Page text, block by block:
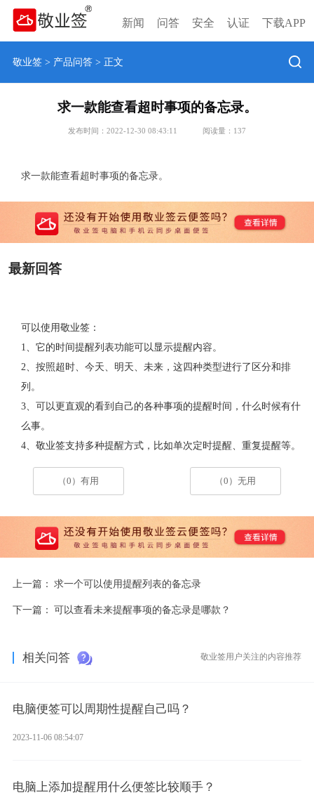
新闻 问答 安全 认证 下载APP
敬业签> 产品问答> 正文
求一款能查看超时事项的备忘录。
发布时间：2022-12-30 08:43:11 阅读量： 137
求一款能查看超时事项的备忘录。
最新回答
可以使用敬业签：
1
、它的时间提醒列表功能可以显示提醒内容。
2 、按照超时、今天、明天、未来，这四种类型进行了区分和排
列。
3、可以更直观的看到自己的各种事项的提醒时间，什么时候有什
么事。
4、敬业签支持多种提醒方式，比如单次定时提醒、重复提醒等。
（0）有用 （0）无用
上一篇： 求一个可以使用提醒列表的备忘录
下一篇： 可以查看未来提醒事项的备忘录是哪款？
相关问答 敬业签用户关注的内容推荐
电脑便签可以周期性提醒自己吗？
2023-11-06 08:54:07
电脑上添加提醒用什么便签比较顺手？